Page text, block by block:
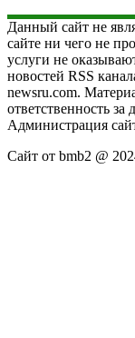
Данный сайт не
сайте ни чего не
услуги не
новостей RSS
newsru.com.
ответственность
Администрация
Сайт от bmb2 @